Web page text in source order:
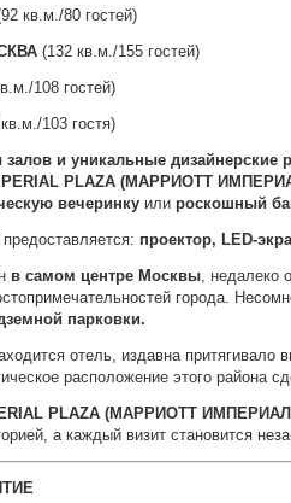
кв.м./80 гостей)
(132 кв.м./155 гостей)
108 гостей)
103 гостя)
и уникальные дизайнерские
PLAZA (МАРРИОТТ
вечеринку или роскошный
проектор, LED-
в самом центре Москвы, недалеко
города.
парковки.
отель, издавна
расположение этого
PLAZA (МАРРИОТТ
а каждый визит становится